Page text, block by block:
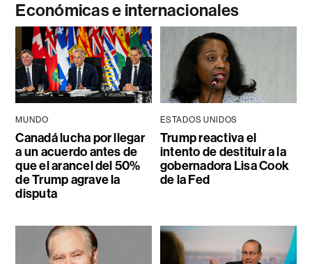
Económicas e internacionales
MUNDO
Canadá lucha por llegar
a un acuerdo antes de
que el arancel del 50%
de Trump agrave la
disputa
ESTADOS UNIDOS
Trump reactiva el
intento de destituir a la
gobernadora Lisa Cook
de la Fed